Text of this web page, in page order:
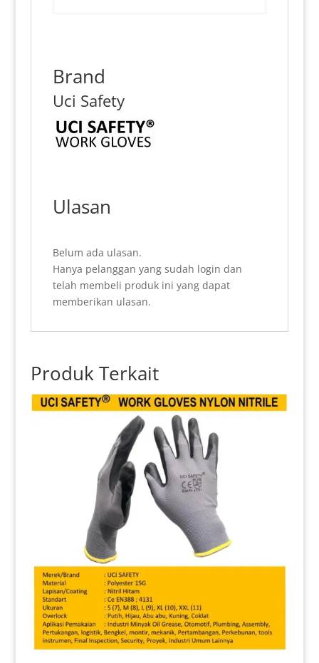
Brand
Uci Safety
Ulasan
Belum ada ulasan.
Hanya pelanggan yang sudah login dan
telah membeli produk ini yang dapat
memberikan ulasan.
Produk Terkait